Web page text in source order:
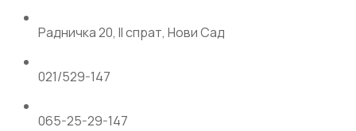
Радничка 20, II спрат, Нови Сад
021/529-147
065-25-29-147